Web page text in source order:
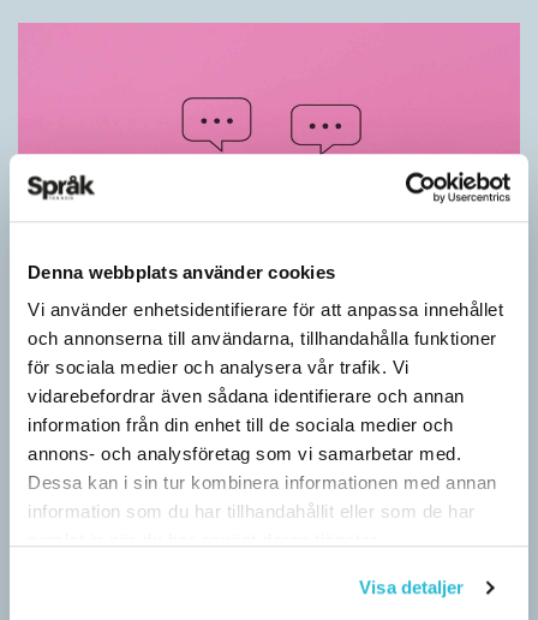
Denna webbplats använder cookies
Vi använder enhetsidentifierare för att anpassa innehållet
och annonserna till användarna, tillhandahålla funktioner
för sociala medier och analysera vår trafik. Vi
vidarebefordrar även sådana identifierare och annan
information från din enhet till de sociala medier och
annons- och analysföretag som vi samarbetar med.
Dessa kan i sin tur kombinera informationen med annan
information som du har tillhandahållit eller som de har
Visa detaljer
Känner du till orden från SAOL? (Kviss
#625)
KVISS
Vet du vad dom här tolv svenska orden betyder? Dom rätta
svaren kommer från Svenska Akademiens ordlista.